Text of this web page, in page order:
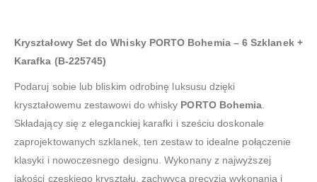
Kryształowy Set do Whisky PORTO Bohemia – 6 Szklanek +
Karafka (B-225745)
Podaruj sobie lub bliskim odrobinę luksusu dzięki
kryształowemu zestawowi do whisky PORTO Bohemia
Składający się z eleganckiej karafki i sześciu doskonale
zaprojektowanych szklanek, ten zestaw to idealne połączenie
klasyki i nowoczesnego designu. Wykonany z najwyższej
jakości czeskiego kryształu, zachwyca precyzją wykonania i